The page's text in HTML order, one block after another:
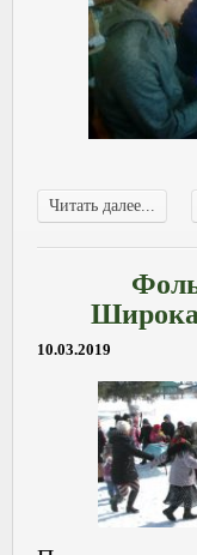
Читать далее...
10.03.2019